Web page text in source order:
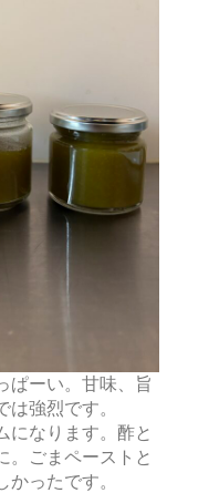
ぱーい。甘味、旨
強烈です。
になります。酢と
。ごまペーストと
ったです。